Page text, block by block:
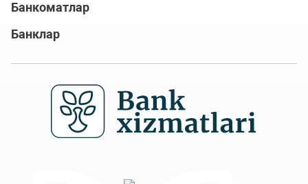
Банкоматлар
Банклар